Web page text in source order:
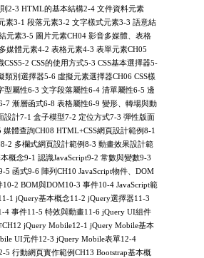
2-3 HTML的基本結構2-4 文件資料元素
素3-1 段落元素3-2 文字樣式元素3-3 語意結
元素3-5 圖片元素CH04 影音多媒體、表格
媒體元素4-2 表格元素4-3 表單元素CH05
CSS5-2 CSS的使用方式5-3 CSS基本選擇器5-
類別選擇器5-6 虛擬元素選擇器CH06 CSS樣
型屬性6-3 文字段落屬性6-4 清單屬性6-5 邊
7 漸層函式6-8 表格屬性6-9 變形、轉場與動
設計7-1 盒子模型7-2 定位方式7-3 彈性版面
體查詢CH08 HTML+CSS網頁設計範例8-1
2 多欄式網頁設計範例8-3 動畫效果設計範
概念9-1 認識JavaScript9-2 常數與變數9-3
5 函式9-6 陣列CH10 JavaScript物件、DOM
2 BOM與DOM10-3 事件10-4 JavaScript範
1 jQuery基本概念11-2 jQuery選擇器11-3
4 事件11-5 特效與動畫11-6 jQuery UI組件
jQuery Mobile12-1 jQuery Mobile基本
UI元件12-3 jQuery Mobile表單12-4
5 行動網頁實作範例CH13 Bootstrap基本概